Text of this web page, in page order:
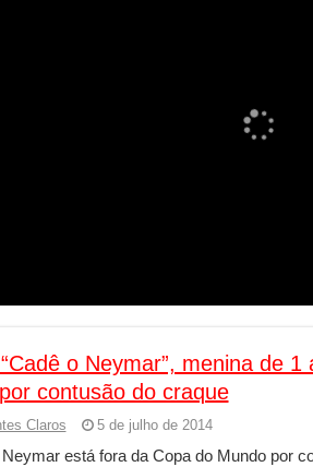
De economista a referência nacional:
Do estudo à aprovação: como planejar sua
O Crescimento da Influência de
o Neymar”, menina de
contusão do craque
Claros 5 de julho de 2014
está fora da Copa do Mundo por